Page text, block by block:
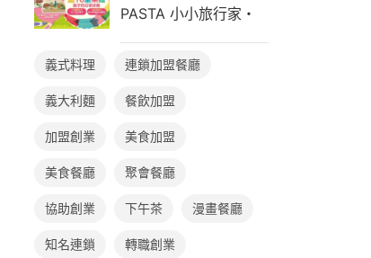
PASTA 小小旅行家・
遊Yo童樂繪，親子同行
享好禮！
義式料理 連鎖加盟餐廳
義大利麵 餐飲加盟
加盟創業 美食加盟
美食餐廳 聚會餐廳
協助創業 下午茶 漫畫餐廳
知名連鎖 轉職創業